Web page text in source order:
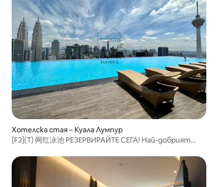
Хотелска стая – Куала Лумпур
[F2](T) 网红泳池 РЕЗЕРВИРАЙТЕ СЕГА! Най-добрият